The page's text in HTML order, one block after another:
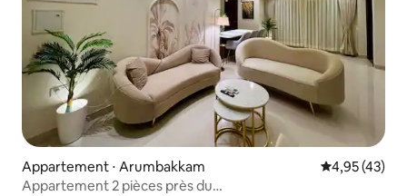
Appartement ⋅ Arumbakkam Évaluation
4,95 (43)
Appartement 2 pièces près du